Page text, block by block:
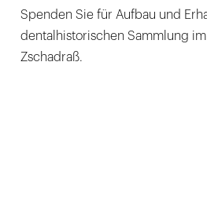
Spenden Sie für Aufbau und
dentalhistorischen Sammlung
Zschadraß.